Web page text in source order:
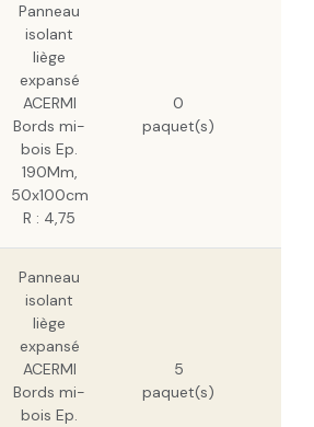
Panneau
isolant
liège
expansé
ACERMI
Bords mi-
bois Ep.
190Mm,
50x100cm
R : 4,75
0
paquet(s)
Panneau
isolant
liège
expansé
ACERMI
Bords mi-
bois Ep.
5
paquet(s)